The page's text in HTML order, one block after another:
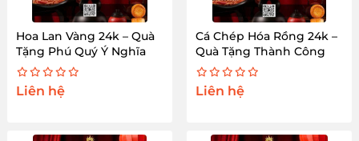
Hoa Lan Vàng 24k – Quà
Tặng Phú Quý Ý Nghĩa
Liên hệ
Cá Chép Hóa Rồng 24k –
Quà Tặng Thành Công
Liên hệ